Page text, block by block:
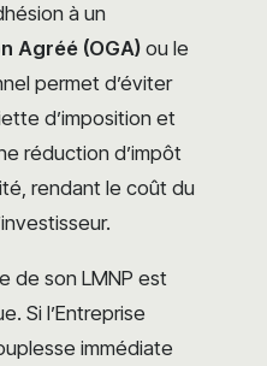
à un
Agréé (OGA) ou le
permet d’éviter
d’imposition et
réduction d’impôt
rendant le coût du
de son LMNP est
Si l’Entreprise
immédiate